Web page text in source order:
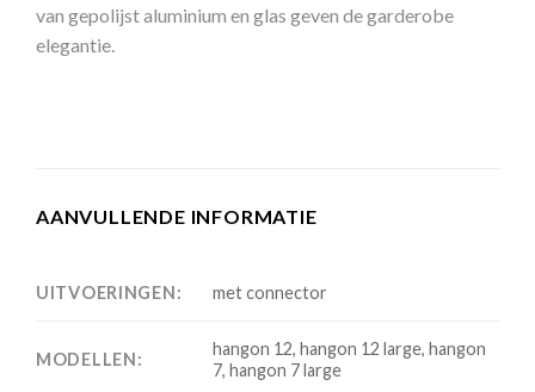
van gepolijst aluminium en glas geven de garderobe
elegantie.
AANVULLENDE INFORMATIE
UITVOERINGEN: met connector
MODELLEN:
hangon 12, hangon 12 large, hangon
7, hangon 7 large